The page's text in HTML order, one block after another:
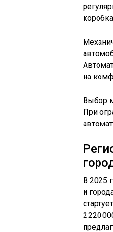
на
Выбор
При
В 2025
и
2 220